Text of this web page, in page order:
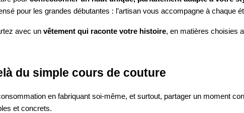
pour les grandes débutantes : l’artisan vous accompagne à chaque
avec un vêtement qui raconte votre histoire, en matières choisies
du simple cours de couture
en fabriquant soi-même, et surtout, partager un moment
et concrets.